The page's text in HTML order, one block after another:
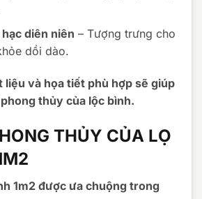
diên niên – Tượng trưng cho
dồi dào.
liệu và họa tiết phù hợp sẽ giúp
thủy của lộc bình.
THỦY CỦA LỌ
1m2 được ưa chuộng trong